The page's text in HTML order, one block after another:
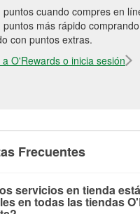
puntos cuando compres en
puntos más rápido
con puntos extras.
a O'Rewards o inicia sesión
Frecuentes
servicios en tienda
en todas las tiendas